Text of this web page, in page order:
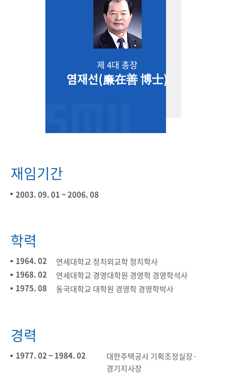
제 4대 총장
염재선(廉在善 博士)
재임기간
2003. 09. 01 ~ 2006. 08
학력
1964. 02
연세대학교 정치외교학 정치학사​
1968. 02
연세대학교 경영대학원 경영학 경영학석사​
1975. 08
동국대학교 대학원 경영학 경영학박사​
경력
1977. 02 ~ 1984. 02
대한주택공사 기획조정실장·
경기지사장​